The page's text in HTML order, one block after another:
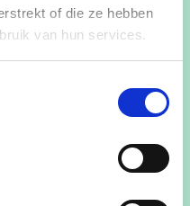
of die ze hebben
van hun services.
en augustus